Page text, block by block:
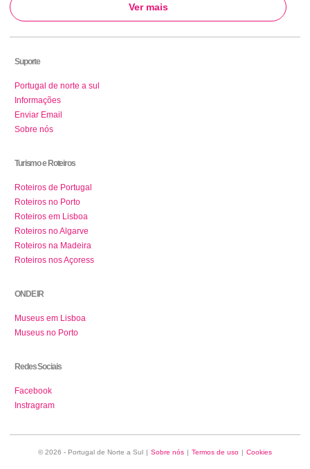
Ver mais
Suporte
Portugal de norte a sul
Informações
Enviar Email
Sobre nós
Turismo e Roteiros
Roteiros de Portugal
Roteiros no Porto
Roteiros em Lisboa
Roteiros no Algarve
Roteiros na Madeira
Roteiros nos Açoress
ONDE IR
Museus em Lisboa
Museus no Porto
Redes Sociais
Facebook
Instragram
© 2026 - Portugal de Norte a Sul | Sobre nós | Termos de uso | Cookies